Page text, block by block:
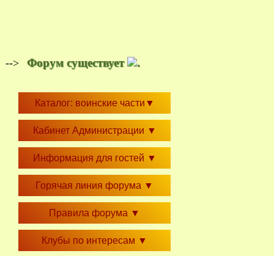
--> Форум существует .
Каталог: воинские части ▼
Кабинет Администрации ▼
Информация для гостей ▼
Горячая линия форума ▼
Правила форума ▼
Клубы по интересам ▼